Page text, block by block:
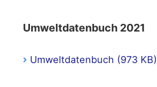
Umweltdatenbuch 2021
Umweltdatenbuch (973 KB)